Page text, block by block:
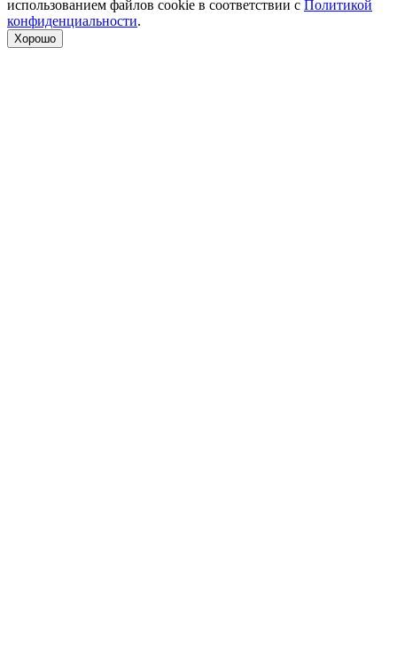
использованием файлов cookie в соответствии с Политикой
конфиденциальности.
Хорошо